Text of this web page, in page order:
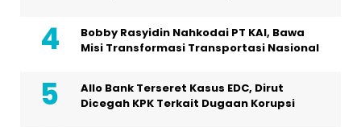
Bobby Rasyidin Nahkodai PT KAI, Bawa
Misi Transformasi Transportasi Nasional
Allo Bank Terseret Kasus EDC, Dirut
Dicegah KPK Terkait Dugaan Korupsi